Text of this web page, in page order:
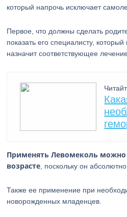
который напрочь исключает
Первое, что должны сделать
показать его специалисту,
назначит соответствующее
Применять Левомеколь
возрасте , поскольку он
Также ее применение при
новорожденных младенцев.